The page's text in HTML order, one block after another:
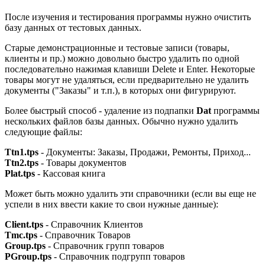
После изучения и тестирования программы нужно очистить
базу данных от тестовых данных.
Старые демонстрационные и тестовые записи (товары,
клиенты и пр.) можно довольно быстро удалить по одной
последовательно нажимая клавиши Delete и Enter. Некоторые
товары могут не удаляться, если предварительно не удалить
документы ("Заказы" и т.п.), в которых они фигурируют.
Более быстрый способ - удаление из подпапки Dat программы
нескольких файлов базы данных. Обычно нужно удалить
следующие файлы:
Ttn1.tps - Документы: Заказы, Продажи, Ремонты, Приход...
Ttn2.tps - Товары документов
Plat.tps - Кассовая книга
Может быть можно удалить эти справочники (если вы еще не
успели в них ввести какие то свои нужные данные):
Client.tps - Справочник Клиентов
Tmc.tps - Справочник Товаров
Group.tps - Справочник групп товаров
PGroup.tps - Справочник подгрупп товаров